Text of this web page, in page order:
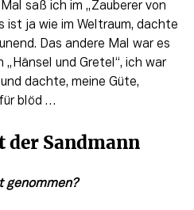
saß ich im „Zauberer von
ist ja wie im Weltraum, dachte
Das andere Mal war es
„Hänsel und Gretel“, ich war
dachte, meine Güte,
blöd …
der Sandmann
genommen?